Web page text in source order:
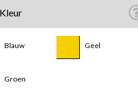
Kleur
Blauw Geel
Groen